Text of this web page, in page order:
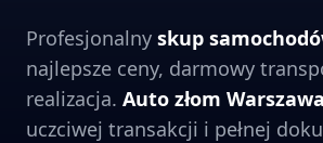
Profesjonalny skup
najlepsze ceny, darmowy
realizacja. Auto złom Warszawa
uczciwej transakcji i pełnej